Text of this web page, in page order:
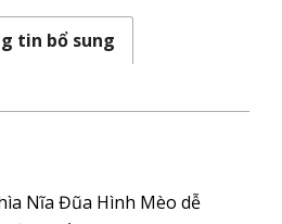
tin bổ sung
Nĩa Đũa Hình Mèo dễ